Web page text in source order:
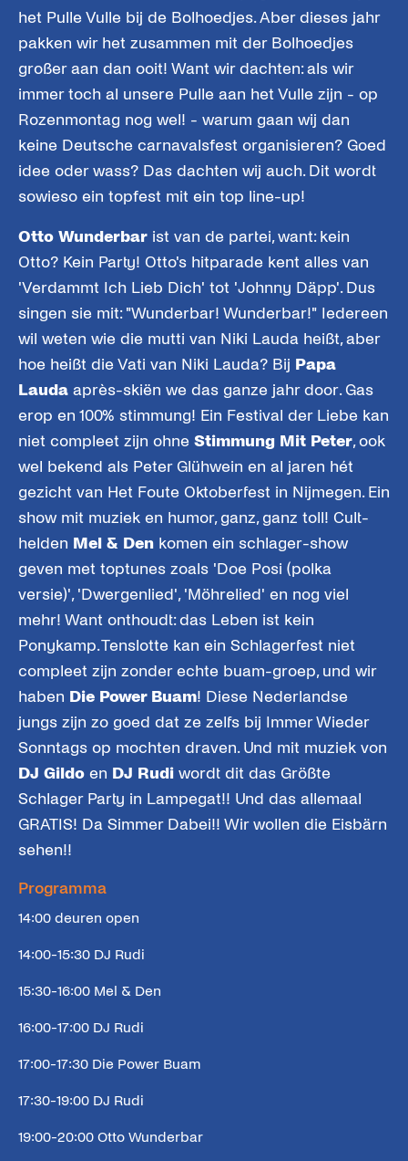
het Pulle Vulle bij de Bolhoedjes. Aber dieses jahr
pakken wir het zusammen mit der Bolhoedjes
großer aan dan ooit! Want wir dachten: als wir
immer toch al unsere Pulle aan het Vulle zijn - op
Rozenmontag nog wel! - warum gaan wij dan
keine Deutsche carnavalsfest organisieren? Goed
idee oder wass? Das dachten wij auch. Dit wordt
sowieso ein topfest mit ein top line-up!
Otto Wunderbar ist van de partei, want: kein
Otto? Kein Party! Otto's hitparade kent alles van
'Verdammt Ich Lieb Dich' tot 'Johnny Däpp'. Dus
singen sie mit: "Wunderbar! Wunderbar!" Iedereen
wil weten wie die mutti van Niki Lauda heißt, aber
hoe heißt die Vati van Niki Lauda? Bij Papa
Lauda après-skiën we das ganze jahr door. Gas
erop en 100% stimmung! Ein Festival der Liebe kan
niet compleet zijn ohne Stimmung Mit Peter, ook
wel bekend als Peter Glühwein en al jaren hét
gezicht van Het Foute Oktoberfest in Nijmegen. Ein
show mit muziek en humor, ganz, ganz toll! Cult-
helden Mel & Den komen ein schlager-show
geven met toptunes zoals 'Doe Posi (polka
versie)', 'Dwergenlied', 'Möhrelied' en nog viel
mehr! Want onthoudt: das Leben ist kein
Ponykamp. Tenslotte kan ein Schlagerfest niet
compleet zijn zonder echte buam-groep, und wir
haben Die Power Buam! Diese Nederlandse
jungs zijn zo goed dat ze zelfs bij Immer Wieder
Sonntags op mochten draven. Und mit muziek von
DJ Gildo en DJ Rudi wordt dit das Größte
Schlager Party in Lampegat!! Und das allemaal
GRATIS! Da Simmer Dabei!! Wir wollen die Eisbärn
sehen!!
Programma
14:00 deuren open
14:00-15:30 DJ Rudi
15:30-16:00 Mel & Den
16:00-17:00 DJ Rudi
17:00-17:30 Die Power Buam
17:30-19:00 DJ Rudi
19:00-20:00 Otto Wunderbar